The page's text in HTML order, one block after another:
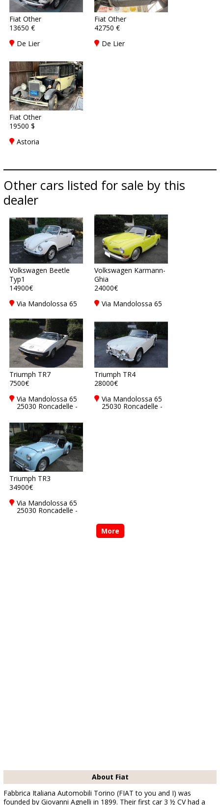
Fiat Other
13650 €
De Lier
Fiat Other
42750 €
De Lier
Fiat Other
19500 $
Astoria
Other cars listed for sale by this
dealer
Volkswagen Beetle
Typ1
14900€
Via Mandolossa 65
Brescia - BS, Italy
Volkswagen Karmann-
Ghia
24000€
Via Mandolossa 65
Triumph TR7
7500€
Via Mandolossa 65
25030 Roncadelle -
Triumph TR4
28000€
Via Mandolossa 65
25030 Roncadelle -
Triumph TR3
34900€
Via Mandolossa 65
25030 Roncadelle -
More
About Fiat
Fabbrica Italiana Automobili Torino (FIAT to you and I) was
founded by Giovanni Agnelli in 1899. Their first car 3 ½ CV had a